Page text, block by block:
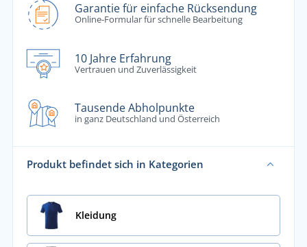
Garantie für einfache Rücksendung
Online-Formular für schnelle Bearbeitung
10 Jahre Erfahrung
Vertrauen und Zuverlässigkeit
Tausende Abholpunkte
in ganz Deutschland und Österreich
Produkt befindet sich in Kategorien
Kleidung